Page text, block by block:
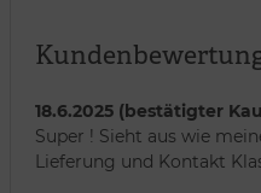
18.6.2025 (bestätigter
Super ! Sieht aus wie
Lieferung und Kontakt